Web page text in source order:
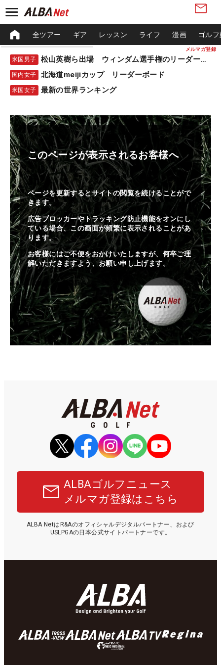
メルマガ登録
全ツアー ギア レッスン ライフ 漫画 ゴル
米国男子 松山英樹ら出場 ウィンダム選手権のリーダーボード
国内女子 北海道meijiカップ リーダーボード
米国女子 最新の世界ランキング
このページが表示されるお客様へ
ページを更新するとサイトの閲覧を続けることがで
きます。
広告ブロッカーやトラッキング防止機能をオンにし
ている場合、この画面が頻繁に表示されることがあ
ります。
お客様にはご不便をおかけいたしますが、何卒ご理
解いただきますよう、お願い申し上げます。
ALBAゴルフニュース
メルマガ登録はこちら
ALBA NetはR&Aのオフィシャルデジタルパートナー、および
USLPGAの日本公式サイトパートナーです。